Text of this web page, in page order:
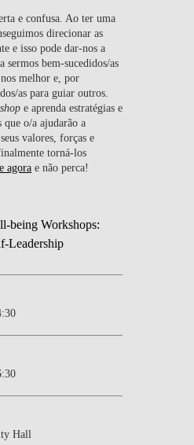
e confusa. Ao ter uma
direcionar as
e isso pode dar-nos a
sermos bem-sucedidos/as
melhor e, por
as para guiar outros.
e aprenda estratégias e
que o/a ajudarão a
valores, forças e
torná-los
agora e não perca!
Hall